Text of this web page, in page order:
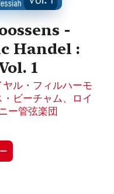
-
Handel :
1
ヤル・フィルハーモ
・ビーチャム、
ロイ
ー管弦楽団